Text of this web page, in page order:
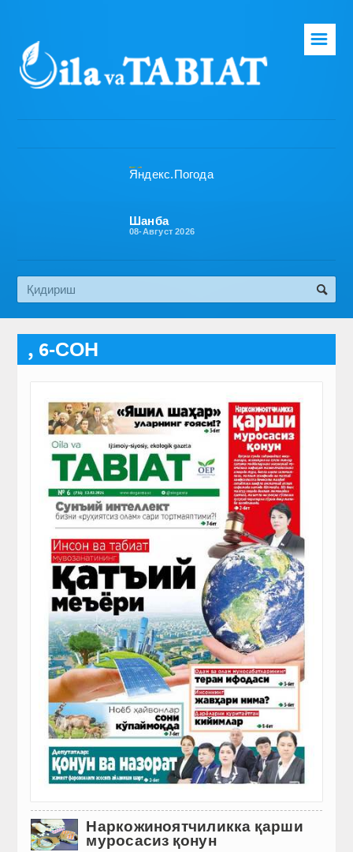
Бош саҳифа
Эко медиа
☰
Шанба
08-Август 2026
, 6-СОН
Наркожиноятчиликка қарши
муросасиз қонун